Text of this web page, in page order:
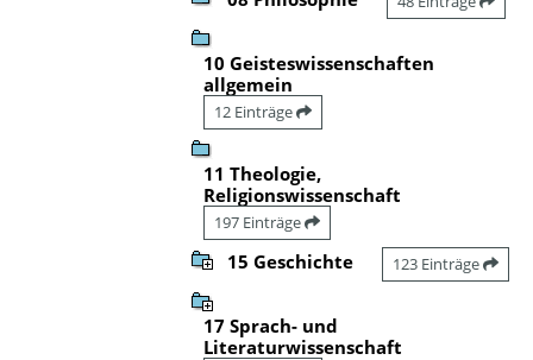
10 Geisteswissenschaften
allgemein
12 Einträge
11 Theologie,
Religionswissenschaft
197 Einträge
15 Geschichte 123 Einträge
17 Sprach- und
Literaturwissenschaft